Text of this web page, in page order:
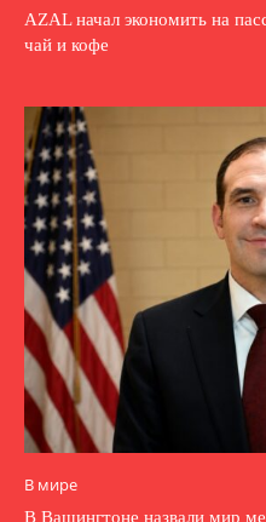
AZAL начал экономить на
чай и кофе
В мире
В Вашингтоне назвали мир